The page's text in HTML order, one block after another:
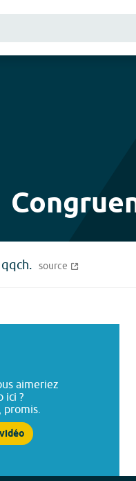
source
aimeriez
ici ?
promis.